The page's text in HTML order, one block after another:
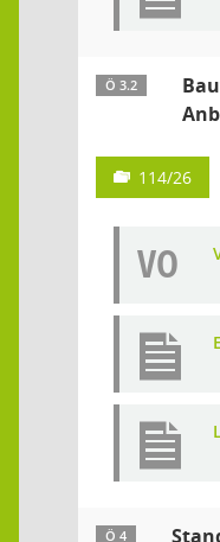
Ö 3.2
114/26
VO
Ö 4